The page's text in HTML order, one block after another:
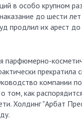
в особо крупном
до шести
продлил их арест
парфюмерно-
прекратила
компании
том, как распорядится
Холдинг "Арбат